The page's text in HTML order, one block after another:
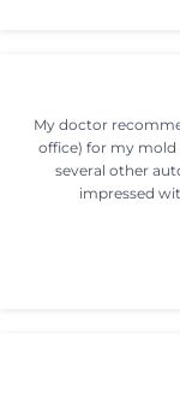
My doctor
office) for my mold
several other
impressed